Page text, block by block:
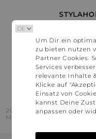
2016 - 2026 © Stylaholic.
Made for you with love in
Um Dir ein
zu bieten nutzen
Partner Cookies.
Services
relevante Inhalte
Klicke auf
Einsatz von
kannst Deine
anpassen oder